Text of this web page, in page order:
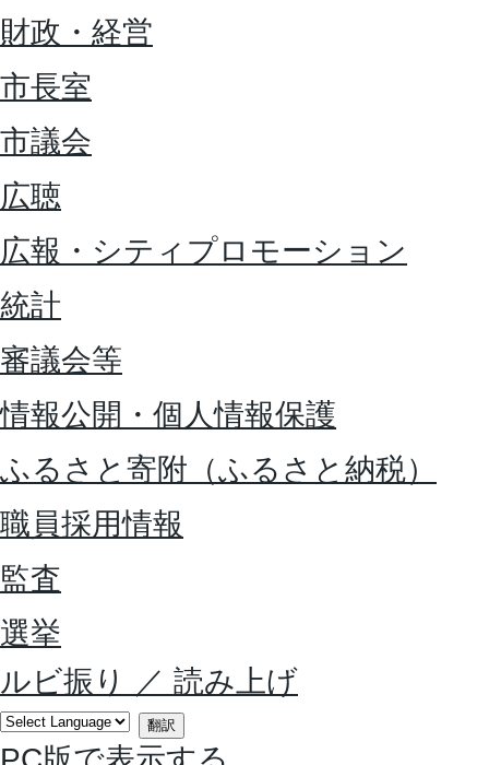
財政・経営
市長室
市議会
広聴
広報・シティプロモーション
統計
審議会等
情報公開・個人情報保護
ふるさと寄附（ふるさと納税）
職員採用情報
監査
選挙
ルビ振り
／ 読み上げ
翻訳